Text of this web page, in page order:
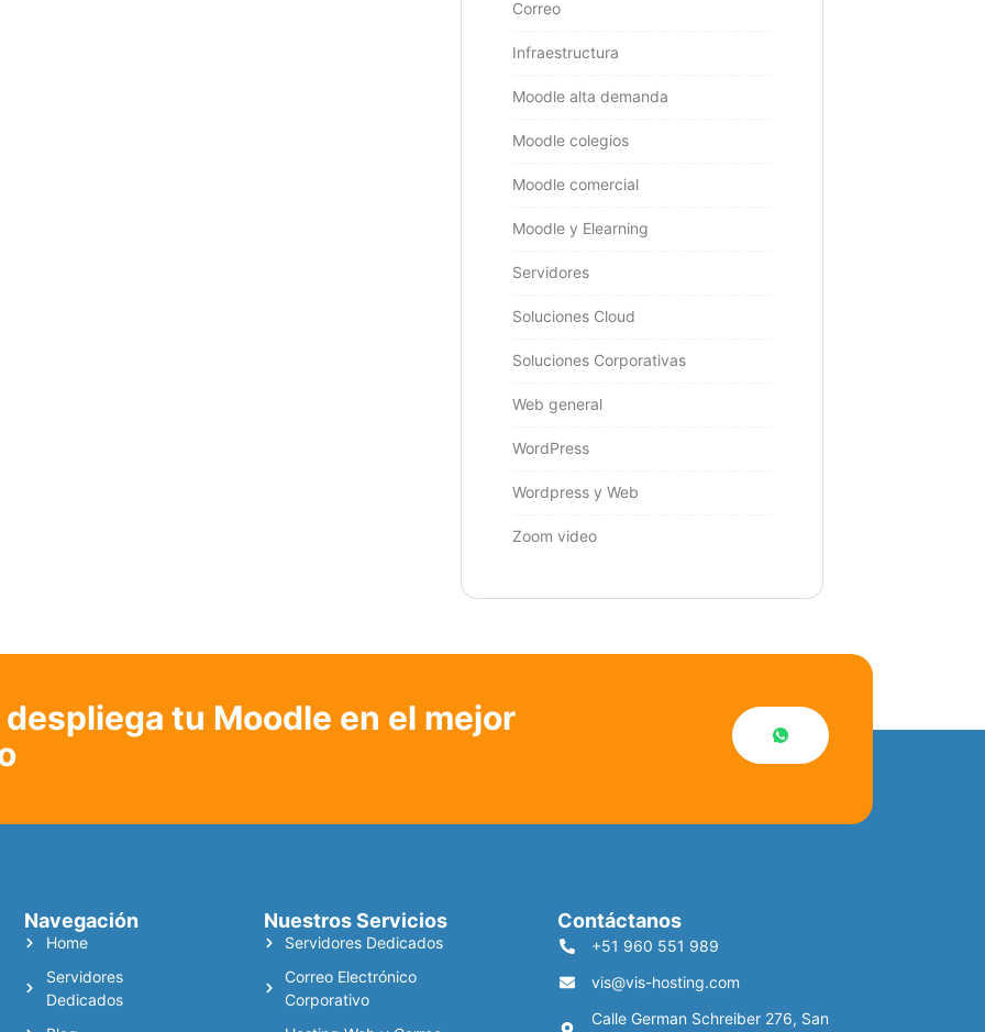
Correo
Infraestructura
Moodle alta demanda
Moodle colegios
Moodle comercial
Moodle y Elearning
Servidores
Soluciones Cloud
Soluciones Corporativas
Web general
WordPress
Wordpress y Web
Zoom video
tu Moodle en el mejor
Navegación
Home
Servidores
Dedicados
Nuestros Servicios
Servidores Dedicados
Correo Electrónico
Corporativo
Contáctanos
+51 960 551 989
vis@vis-hosting.com
Calle German Schreiber 276, San